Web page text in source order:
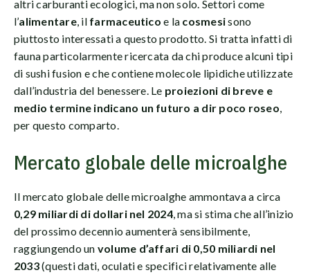
altri carburanti ecologici, ma non solo. Settori come
l’alimentare, il farmaceutico e la cosmesisono
piuttosto interessati a questo prodotto. Si tratta infatti di
fauna particolarmente ricercata da chi produce alcuni tipi
di sushi fusion e che contiene molecole lipidiche utilizzate
dall’industria del benessere. Le proiezioni di breve e
medio termine indicano un futuro a dir poco roseo,
per questo comparto.
Mercato globale delle microalghe
Il mercato globale delle microalghe ammontava a circa
0,29 miliardi di dollari nel 2024, ma si stima che all’inizio
del prossimo decennio aumenterà sensibilmente,
raggiungendo un volume d’affari di 0,50 miliardi nel
2033(questi dati, oculati e specifici relativamente alle